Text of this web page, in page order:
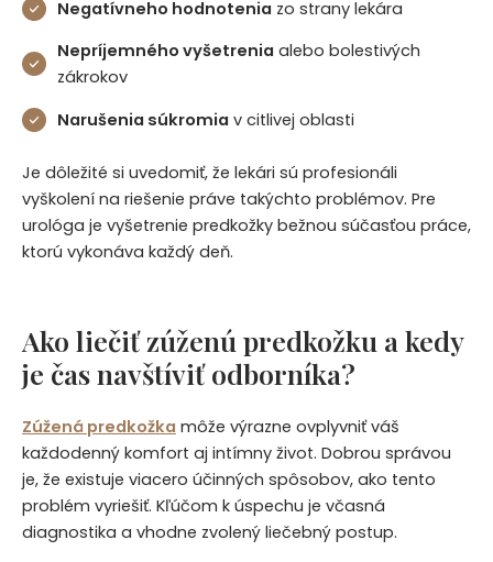
Negatívneho hodnotenia zo strany lekára
Nepríjemného vyšetrenia alebo bolestivých
zákrokov
Narušenia súkromia v citlivej oblasti
Je dôležité si uvedomiť, že lekári sú profesionáli
vyškolení na riešenie práve takýchto problémov. Pre
urológa je vyšetrenie predkožky bežnou súčasťou práce,
ktorú vykonáva každý deň.
Ako liečiť zúženú predkožku a kedy
je čas navštíviť odborníka?
Zúžená predkožka môže výrazne ovplyvniť váš
každodenný komfort aj intímny život. Dobrou správou
je, že existuje viacero účinných spôsobov, ako tento
problém vyriešiť. Kľúčom k úspechu je včasná
diagnostika a vhodne zvolený liečebný postup.